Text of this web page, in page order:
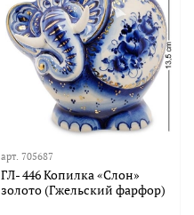
арт. 705687
ГЛ- 446 Копилка «Слон»
золото (Гжельский фарфор)